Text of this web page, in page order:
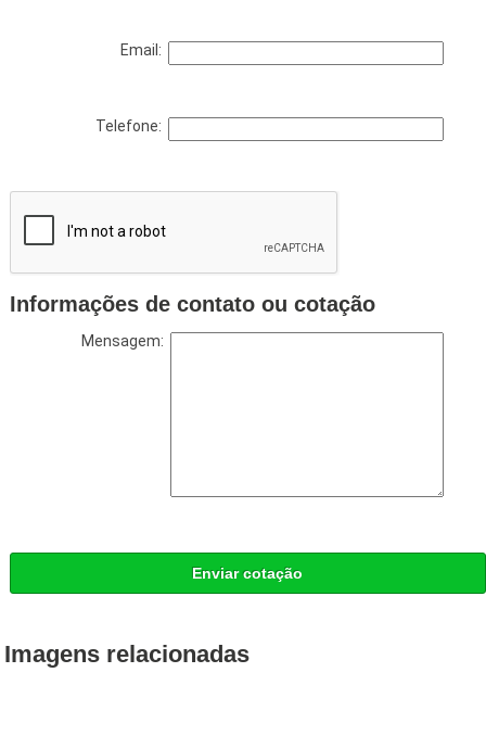
Email:
Telefone:
Informações de contato ou cotação
Mensagem:
Enviar cotação
Imagens relacionadas